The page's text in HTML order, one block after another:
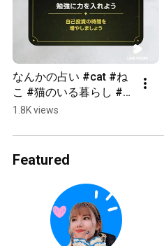
なんかの占い #cat #ね
こ #猫のいる暮らし #子
猫 #ネコ #猫好きさんと
る生活 #猫動画 #かわい
い
1.8K views
Featured